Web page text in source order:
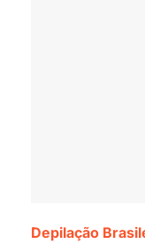
Depilação